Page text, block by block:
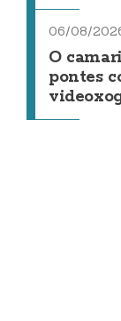
06/08/
O
pontes